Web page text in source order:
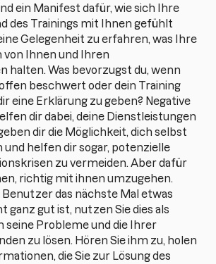
ein Manifest dafür, wie sich Ihre
des Trainings mit Ihnen gefühlt
Gelegenheit zu erfahren, was Ihre
von Ihnen und Ihren
halten. Was bevorzugst du, wenn
beschwert oder dein Training
eine Erklärung zu geben? Negative
dir dabei, deine Dienstleistungen
dir die Möglichkeit, dich selbst
und helfen dir sogar, potenzielle
zu vermeiden. Aber dafür
richtig mit ihnen umzugehen.
das nächste Mal etwas
ganz gut ist, nutzen Sie dies als
seine Probleme und die Ihrer
zu lösen. Hören Sie ihm zu, holen
die Sie zur Lösung des